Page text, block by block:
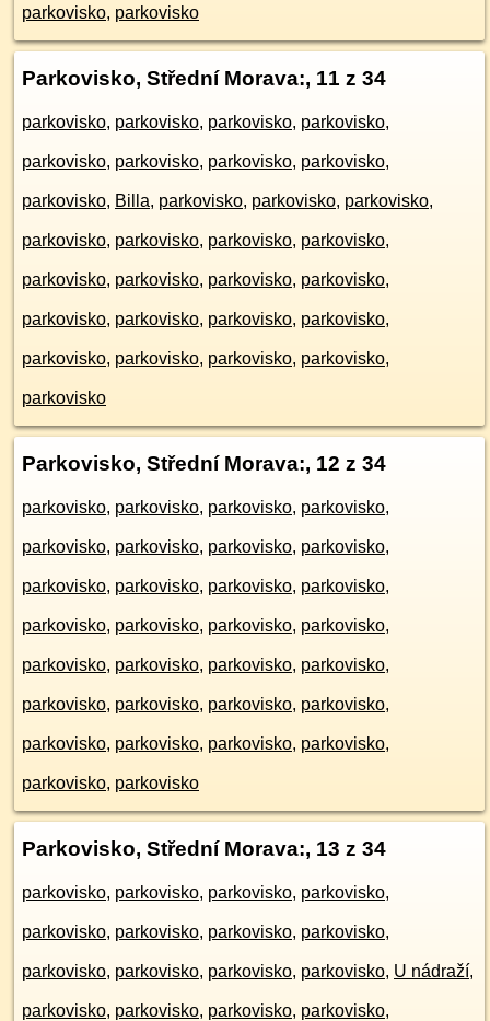
parkovisko, parkovisko
Parkovisko, Střední Morava:, 11 z 34
parkovisko, parkovisko, parkovisko, parkovisko,
parkovisko, parkovisko, parkovisko, parkovisko,
parkovisko, Billa, parkovisko, parkovisko, parkovisko,
parkovisko, parkovisko, parkovisko, parkovisko,
parkovisko, parkovisko, parkovisko, parkovisko,
parkovisko, parkovisko, parkovisko, parkovisko,
parkovisko, parkovisko, parkovisko, parkovisko,
parkovisko
Parkovisko, Střední Morava:, 12 z 34
parkovisko, parkovisko, parkovisko, parkovisko,
parkovisko, parkovisko, parkovisko, parkovisko,
parkovisko, parkovisko, parkovisko, parkovisko,
parkovisko, parkovisko, parkovisko, parkovisko,
parkovisko, parkovisko, parkovisko, parkovisko,
parkovisko, parkovisko, parkovisko, parkovisko,
parkovisko, parkovisko, parkovisko, parkovisko,
parkovisko, parkovisko
Parkovisko, Střední Morava:, 13 z 34
parkovisko, parkovisko, parkovisko, parkovisko,
parkovisko, parkovisko, parkovisko, parkovisko,
parkovisko, parkovisko, parkovisko, parkovisko, U nádraží,
parkovisko, parkovisko, parkovisko, parkovisko,